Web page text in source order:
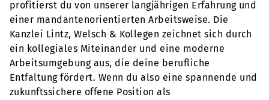
profitierst du von unserer langjährigen Erfahrung und
einer mandantenorientierten Arbeitsweise. Die
Kanzlei Lintz, Welsch & Kollegen zeichnet sich durch
ein kollegiales Miteinander und eine moderne
Arbeitsumgebung aus, die deine berufliche
Entfaltung fördert. Wenn du also eine spannende und
zukunftssichere offene Position als